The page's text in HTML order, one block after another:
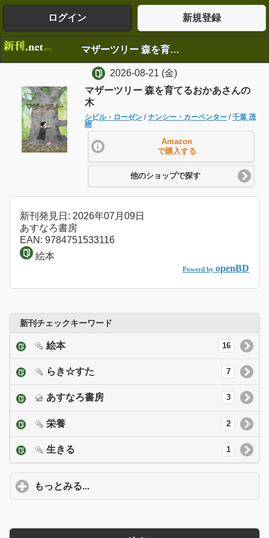
ログイン 新規登録
マザーツリー 森を育てるおかあさんの木
2026-08-21 (金)
マザーツリー 森を育てるおかあさんの
木
シビル・ローゼン /ナンシー・カーペンター /千葉 茂
樹
Amazon
で購入する
他のショップで探す
新刊発見日: 2026年07月09日
あすなろ書房
EAN: 9784751533116
絵本
Powerd by openBD
新刊チェックキーワード
絵本 16
らき☆すた 7
あすなろ書房 3
栄養 2
生きる 1
もっとみる...